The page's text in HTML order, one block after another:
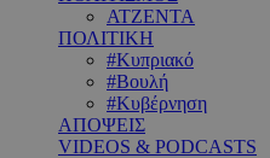
ΑΤΖΕΝΤΑ
ΠΟΛΙΤΙΚΗ
#Κυπριακό
#Βουλή
#Κυβέρνηση
ΑΠΟΨΕΙΣ
VIDEOS & PODCASTS